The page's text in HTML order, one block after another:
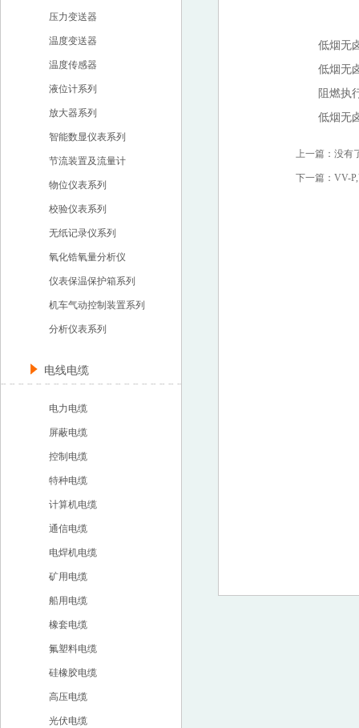
压力变送器
温度变送器
温度传感器
液位计系列
放大器系列
智能数显仪表系列
节流装置及流量计
物位仪表系列
校验仪表系列
无纸记录仪系列
氧化锆氧量分析仪
仪表保温保护箱系列
机车气动控制装置系列
分析仪表系列
电线电缆
电力电缆
屏蔽电缆
控制电缆
特种电缆
计算机电缆
通信电缆
电焊机电缆
矿用电缆
船用电缆
橡套电缆
氟塑料电缆
硅橡胶电缆
高压电缆
光伏电缆
低烟无卤
低烟无卤
阻燃执行
低烟无卤
上一篇：没有
下一篇： VV-